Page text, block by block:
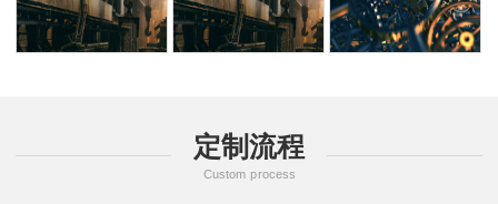
定制流程
Custom process